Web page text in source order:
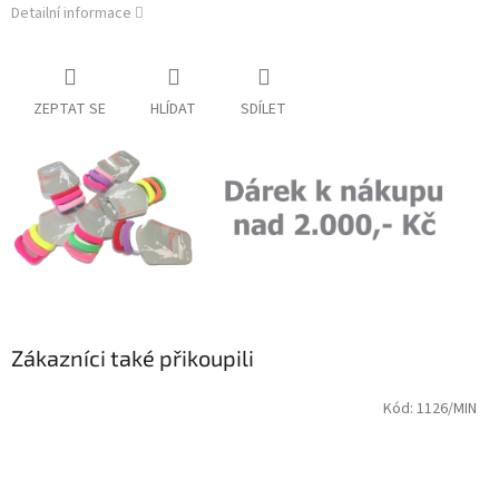
Detailní informace
ZEPTAT SE HLÍDAT SDÍLET
Zákazníci také přikoupili
Kód: 1126/MIN